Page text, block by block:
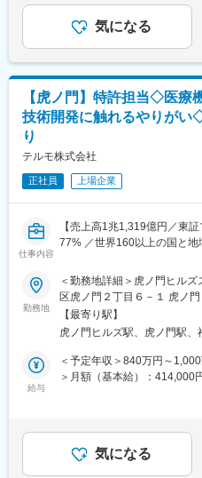
体温計製造からスタートし
国と地域に展開している総
じて社会に貢献するという
て成長を続けています。
売上高1兆1,319億円（2026
世界160の国と地域に展開す
へと成長しました。2023年
当期利益額となっており、売
変更の範囲：会社の定める業務
（2）ペリフェラル領域
売上海外比率が高く、今後
今後更なる事業拡大が見込
イメージングデバイスなら
（4）放射線科（インターベ
テーテルや
世界中の患者さんのQOL向
めとする世界各国の事業責任
ことが出来ます。マーケテ
チャー環境でのコミュニケー
ができます。
・組織：50名規模の組織で
各チーム 5～10名で構成され
・最低週1回のノー残業デー
徹底。
メリハリのある職場環境づく
慮し同社規定により決定し
格あり（年1回）■職位：一
金額であり、選考を通じて
は固定手当を含めた表記です
気になる
【虎ノ門】特許担当◇医療
技術開発に触れるやりがい
り
テルモ株式会社
正社員 上場企業
仕事内容
【売上高1兆1,319億円／東
77% ／世界160以上の国と地
■求人概要
テルモでは、一般家庭用の体
計、血圧計、輸液ポンプ、
品と組み合わせた、超音波
肺装置など、医療用電気機器
ンナップを持っています。
込まれるため、事業を支え
・特許業務全般（発明発掘
動向調査、
・実施可否調査、抵触性判
勤務地
＜勤務地詳細＞虎ノ門ヒル
区虎ノ門２丁目６－１ 虎ノ
煙対策：敷地内喫煙可能場
所
【最寄り駅】
虎ノ門ヒルズ駅、虎ノ門駅、
給与
＜予定年収＞840万円～
＞月額（基本給）：414,000
目安の金額であり、選考を
給(月額)は固定手当を含めた
気になる